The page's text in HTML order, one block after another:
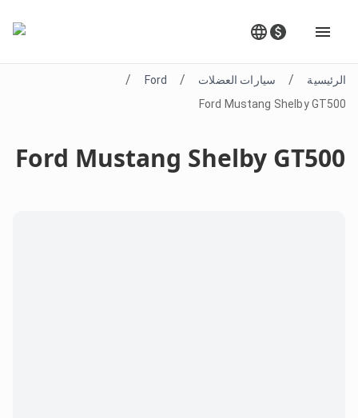
الرئيسية / سيارات العضلات /
Ford
/
Ford Mustang Shelby GT500
Ford Mustang Shelby GT500